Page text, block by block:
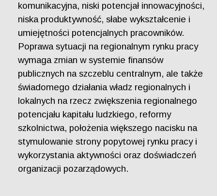
komunikacyjna, niski potencjał innowacyjności,
niska produktywność, słabe wykształcenie i
umiejętności potencjalnych pracowników.
Poprawa sytuacji na regionalnym rynku pracy
wymaga zmian w systemie finansów
publicznych na szczeblu centralnym, ale także
świadomego działania władz regionalnych i
lokalnych na rzecz zwiększenia regionalnego
potencjału kapitału ludzkiego, reformy
szkolnictwa, położenia większego nacisku na
stymulowanie strony popytowej rynku pracy i
wykorzystania aktywności oraz doświadczeń
organizacji pozarządowych.